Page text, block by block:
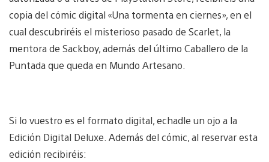
copia del cómic digital «Una tormenta en ciernes», en el
cual descubriréis el misterioso pasado de Scarlet, la
mentora de Sackboy, además del último Caballero de la
Puntada que queda en Mundo Artesano.
Si lo vuestro es el formato digital, echadle un ojo a la
Edición Digital Deluxe. Además del cómic, al reservar esta
edición recibiréis: